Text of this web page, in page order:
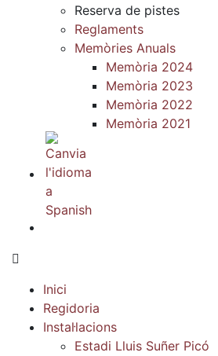
Reserva de pistes
Reglaments
Memòries Anuals
Memòria 2024
Memòria 2023
Memòria 2022
Memòria 2021
Inici
Regidoria
Instal·lacions
Estadi Lluis Suñer Picó